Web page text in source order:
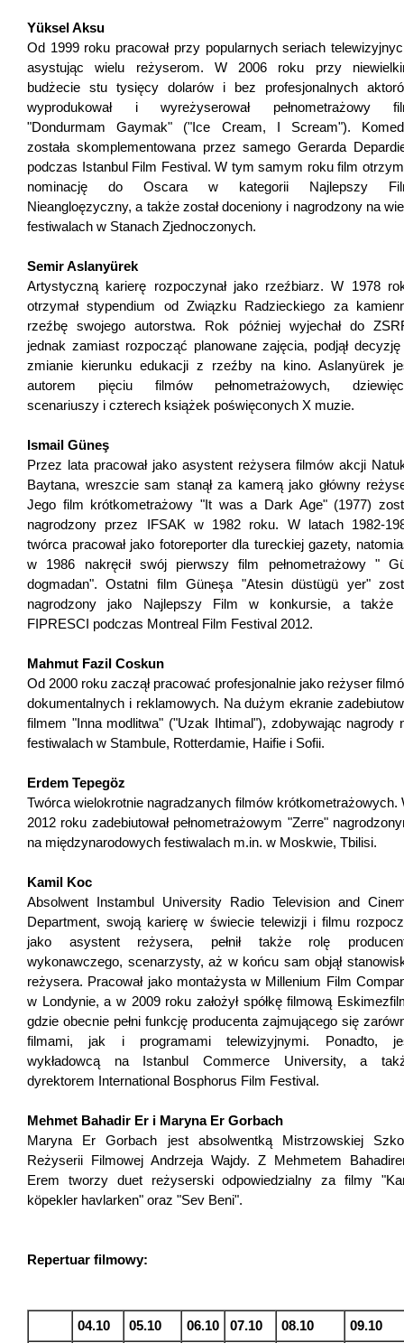
Yüksel Aksu
Od 1999 roku pracował przy popularnych seriach
asystując wielu reżyserom. W 2006 roku przy
budżecie stu tysięcy dolarów i bez profesjonalnych
wyprodukował i wyreżyserował pełnometrażowy
"Dondurmam Gaymak" ("Ice Cream, I Scream").
została skomplementowana przez samego Gerarda
podczas Istanbul Film Festival. W tym samym roku film
nominację do Oscara w kategorii Najlepszy
Nieangloęzyczny, a także został doceniony i nagrodzony na
festiwalach w Stanach Zjednoczonych.
Semir Aslanyürek
Artystyczną karierę rozpoczynał jako rzeźbiarz. W 1978
otrzymał stypendium od Związku Radzieckiego za
rzeźbę swojego autorstwa. Rok później wyjechał do
jednak zamiast rozpocząć planowane zajęcia, podjął
zmianie kierunku edukacji z rzeźby na kino. Aslanyürek
autorem pięciu filmów pełnometrażowych,
scenariuszy i czterech książek poświęconych X muzie.
Ismail Güneş
Przez lata pracował jako asystent reżysera filmów akcji
Baytana, wreszcie sam stanął za kamerą jako główny
Jego film krótkometrażowy "It was a Dark Age" (1977)
nagrodzony przez IFSAK w 1982 roku. W latach 1982-
twórca pracował jako fotoreporter dla tureckiej gazety,
w 1986 nakręcił swój pierwszy film pełnometrażowy "
dogmadan". Ostatni film Güneşa "Atesin düstügü yer"
nagrodzony jako Najlepszy Film w konkursie, a także
FIPRESCI podczas Montreal Film Festival 2012.
Mahmut Fazil Coskun
Od 2000 roku zaczął pracować profesjonalnie jako reżyser
dokumentalnych i reklamowych. Na dużym ekranie
filmem "Inna modlitwa" ("Uzak Ihtimal"), zdobywając nagrody
festiwalach w Stambule, Rotterdamie, Haifie i Sofii.
Erdem Tepegöz
Twórca wielokrotnie nagradzanych filmów krótkometrażowych.
2012 roku zadebiutował pełnometrażowym "Zerre"
na międzynarodowych festiwalach m.in. w Moskwie, Tbilisi.
Kamil Koc
Absolwent Instambul University Radio Television and
Department, swoją karierę w świecie telewizji i filmu
jako asystent reżysera, pełnił także rolę
wykonawczego, scenarzysty, aż w końcu sam objął
reżysera. Pracował jako montażysta w Millenium Film
w Londynie, a w 2009 roku założył spółkę filmową
gdzie obecnie pełni funkcję producenta zajmującego się
filmami, jak i programami telewizyjnymi. Ponadto,
wykładowcą na Istanbul Commerce University, a
dyrektorem International Bosphorus Film Festival.
Mehmet Bahadir Er i Maryna Er Gorbach
Maryna Er Gorbach jest absolwentką Mistrzowskiej
Reżyserii Filmowej Andrzeja Wajdy. Z Mehmetem
Erem tworzy duet reżyserski odpowiedzialny za filmy
köpekler havlarken" oraz "Sev Beni".
Repertuar filmowy:
04.10 05.10 06.10 07.10 08.10 09.10